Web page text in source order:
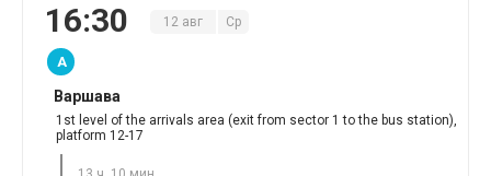
16:30 12 авг Ср
A
Варшава
1st level of the arrivals area (exit from sector 1 to the bus station),
platform 12-17